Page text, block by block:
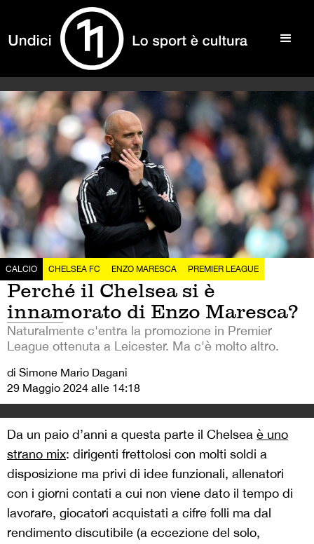
CALCIO CHELSEA FC ENZO MARESCA PREMIER LEAGUE
Perché il Chelsea si è
innamorato di Enzo Maresca?
Naturalmente c'entra la promozione in Premier
League ottenuta a Leicester. Ma c'è molto altro.
di Simone Mario Dagani
29 Maggio 2024 alle 14:18
Da un paio d’anni a questa parte il Chelsea è uno
strano mix: dirigenti frettolosi con molti soldi a
disposizione ma privi di idee funzionali, allenatori
con i giorni contati a cui non viene dato il tempo di
lavorare, giocatori acquistati a cifre folli ma dal
rendimento discutibile (a eccezione del solo,